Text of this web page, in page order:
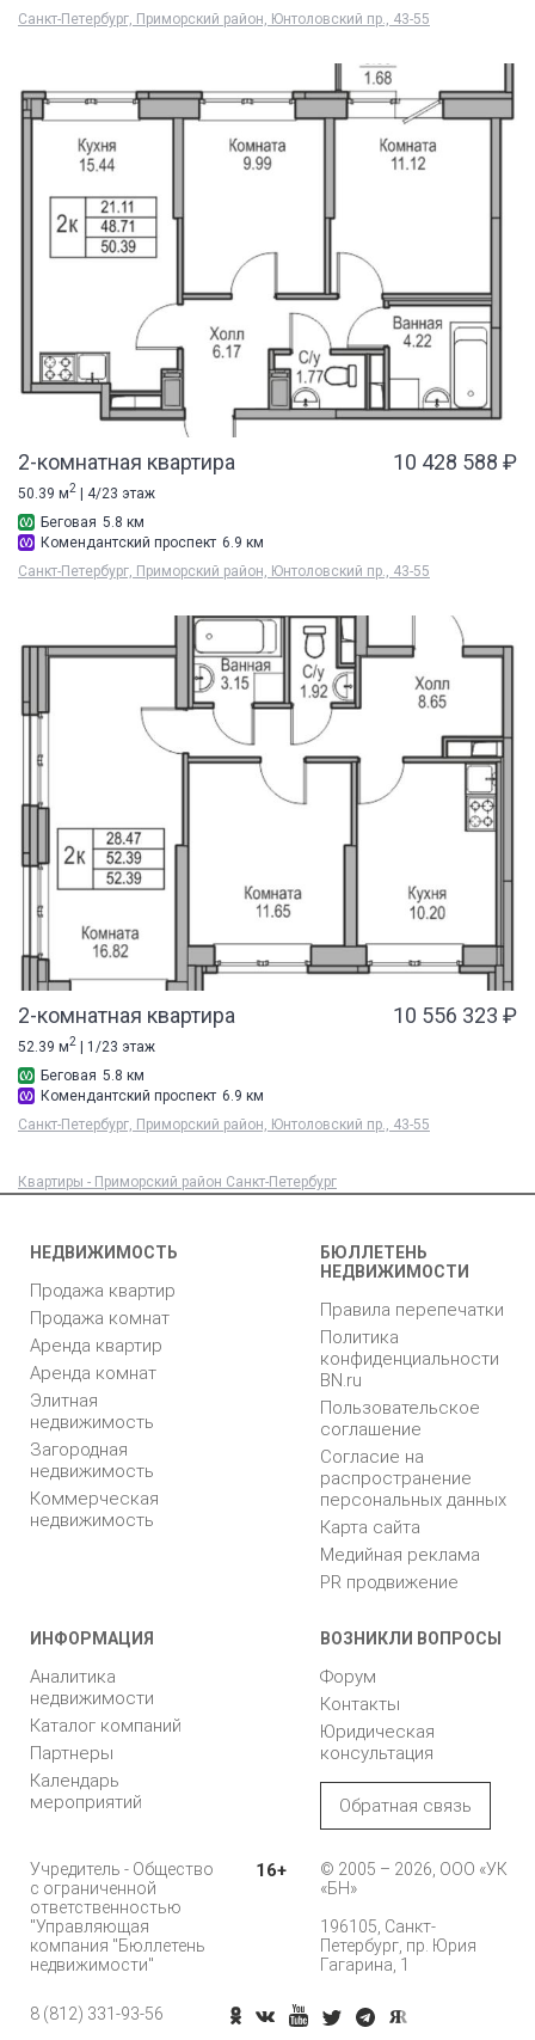
Санкт-Петербург, Приморский район, Юнтоловский пр., 43-55
2-комнатная квартира 10 428 588 ₽
50.39 м2
| 4/23 этаж
Беговая 5.8 км
Комендантский проспект 6.9 км
Санкт-Петербург, Приморский район, Юнтоловский пр., 43-55
2-комнатная квартира 10 556 323 ₽
52.39 м2 | 1/23 этаж
Беговая 5.8 км
Комендантский проспект 6.9 км
Санкт-Петербург, Приморский район, Юнтоловский пр., 43-55
Квартиры - Приморский район Санкт-Петербург
НЕДВИЖИМОСТЬ
Продажа квартир
Продажа комнат
Аренда квартир
Аренда комнат
Элитная
недвижимость
Загородная
недвижимость
Коммерческая
недвижимость
БЮЛЛЕТЕНЬ
НЕДВИЖИМОСТИ
Правила перепечатки
Политика
конфиденциальности
BN.ru
Пользовательское
соглашение
Согласие на
распространение
персональных данных
Карта сайта
Медийная реклама
PR продвижение
ИНФОРМАЦИЯ
Аналитика
недвижимости
Каталог компаний
Партнеры
Календарь
мероприятий
ВОЗНИКЛИ ВОПРОСЫ
Форум
Контакты
Юридическая
консультация
Обратная связь
Учредитель - Общество
с ограниченной
ответственностью
"Управляющая
компания "Бюллетень
недвижимости"
16+
© 2005 – 2026, ООО «УК
«БН»
196105, Санкт-
Петербург, пр. Юрия
Гагарина, 1
8 (812) 331-93-56